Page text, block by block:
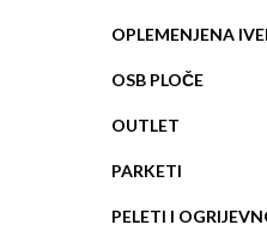
OPLEMENJENA
OSB PLOČE
OUTLET
PARKETI
PELETI I